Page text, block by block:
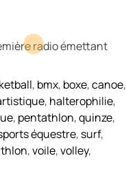
radio émettant
, bmx, boxe,canoe,
, halterophilie,
, pentathlon,quinze,
équestre, surf,
,voile,volley,